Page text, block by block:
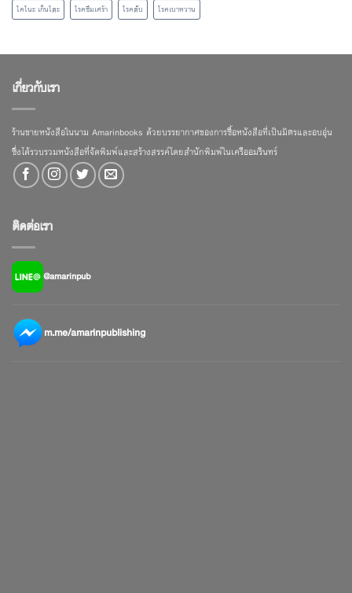
โคโนะ เก็นโตะ
โรคซึมเศร้า โรคตับ โรคเบาหวาน
เกี่ยวกับเรา
ร้านขายหนังสือในนาม Amarinbooks ด้วยบรรยากาศของการซื้อหนังสือที่เป็นมิตรและอบอุ่น
ซึ่งได้รวบรวมหนังสือที่จัดพิมพ์และสร้างสรรค์โดยสำนักพิมพ์ในเครืออมรินทร์
ติดต่อเรา
@amarinpub
m.me/amarinpublishing